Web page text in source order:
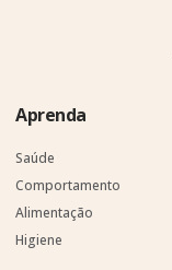
Aprenda
Saúde
Comportamento
Alimentação
Higiene